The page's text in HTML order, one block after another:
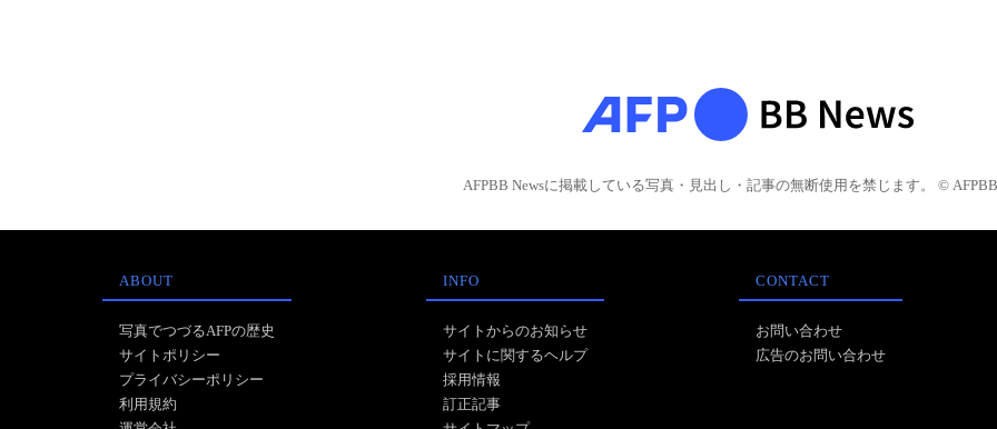
AFPBB Newsに掲載している写真・見出し・記事の無断使用を禁じます。 © AFPBB
ABOUT
写真でつづるAFPの歴史
サイトポリシー
プライバシーポリシー
利用規約
INFO
サイトからのお知らせ
サイトに関するヘルプ
採用情報
訂正記事
CONTACT
お問い合わせ
広告のお問い合わせ